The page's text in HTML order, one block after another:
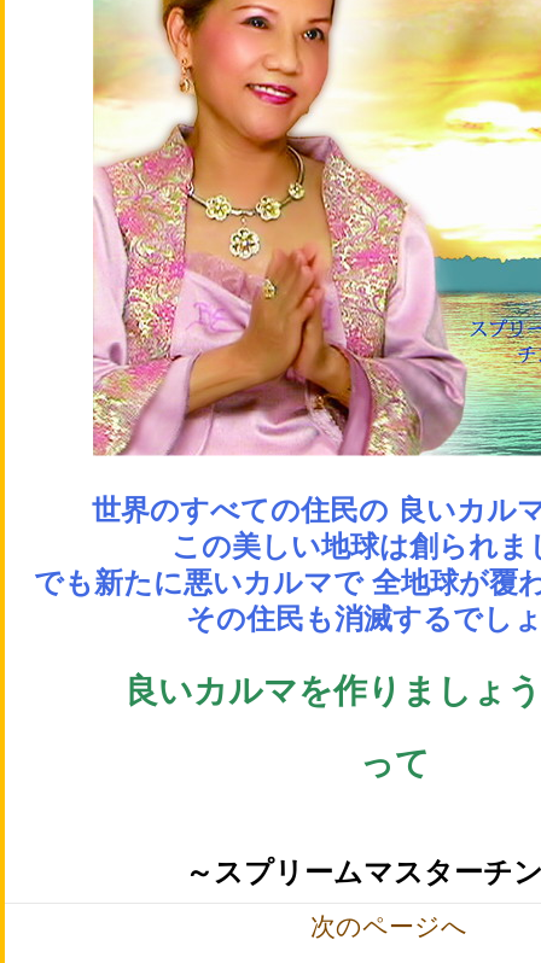
世界のすべての住民の 良いカル
この美しい地球は創られま
でも新たに悪いカルマで 全地球が覆
その住民も消滅するでし
良いカルマを作りましょ
って
～スプリームマスターチ
次のページへ